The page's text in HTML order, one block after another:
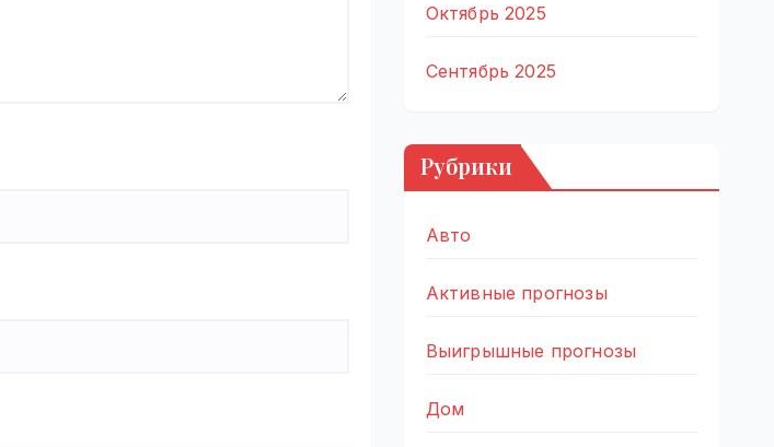
Октябрь 2025
Сентябрь 2025
Рубрики
Авто
Активные прогнозы
Выигрышные прогнозы
Дом